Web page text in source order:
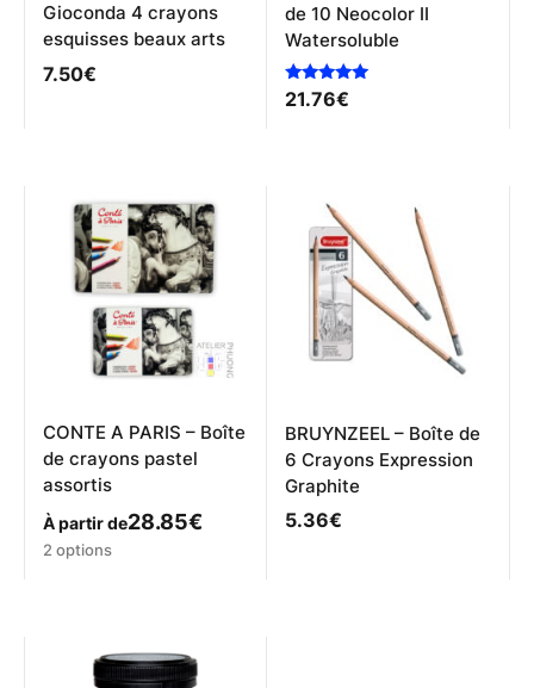
Gioconda 4 crayons
esquisses beaux arts
7.50€
de 10 Neocolor II
Watersoluble
Note
5.00
21.76€
CONTE A PARIS – Boîte
de crayons pastel
assortis
À partir de28.85€
Ce
2 options
BRUYNZEEL – Boîte de
6 Crayons Expression
Graphite
5.36€